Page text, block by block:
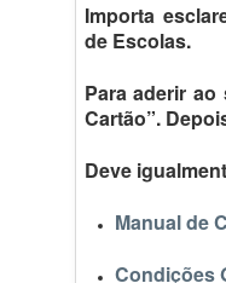
Importa
de Escolas.
Para aderir ao
Cartão”.
Deve
Manual de
Condições